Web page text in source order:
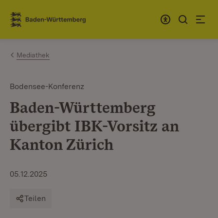
Zum Inhalt springen
Link zur Startseite
Mediathek
Bodensee-Konferenz
Baden-Württemberg
übergibt IBK-Vorsitz an
Kanton Zürich
05.12.2025
Teilen